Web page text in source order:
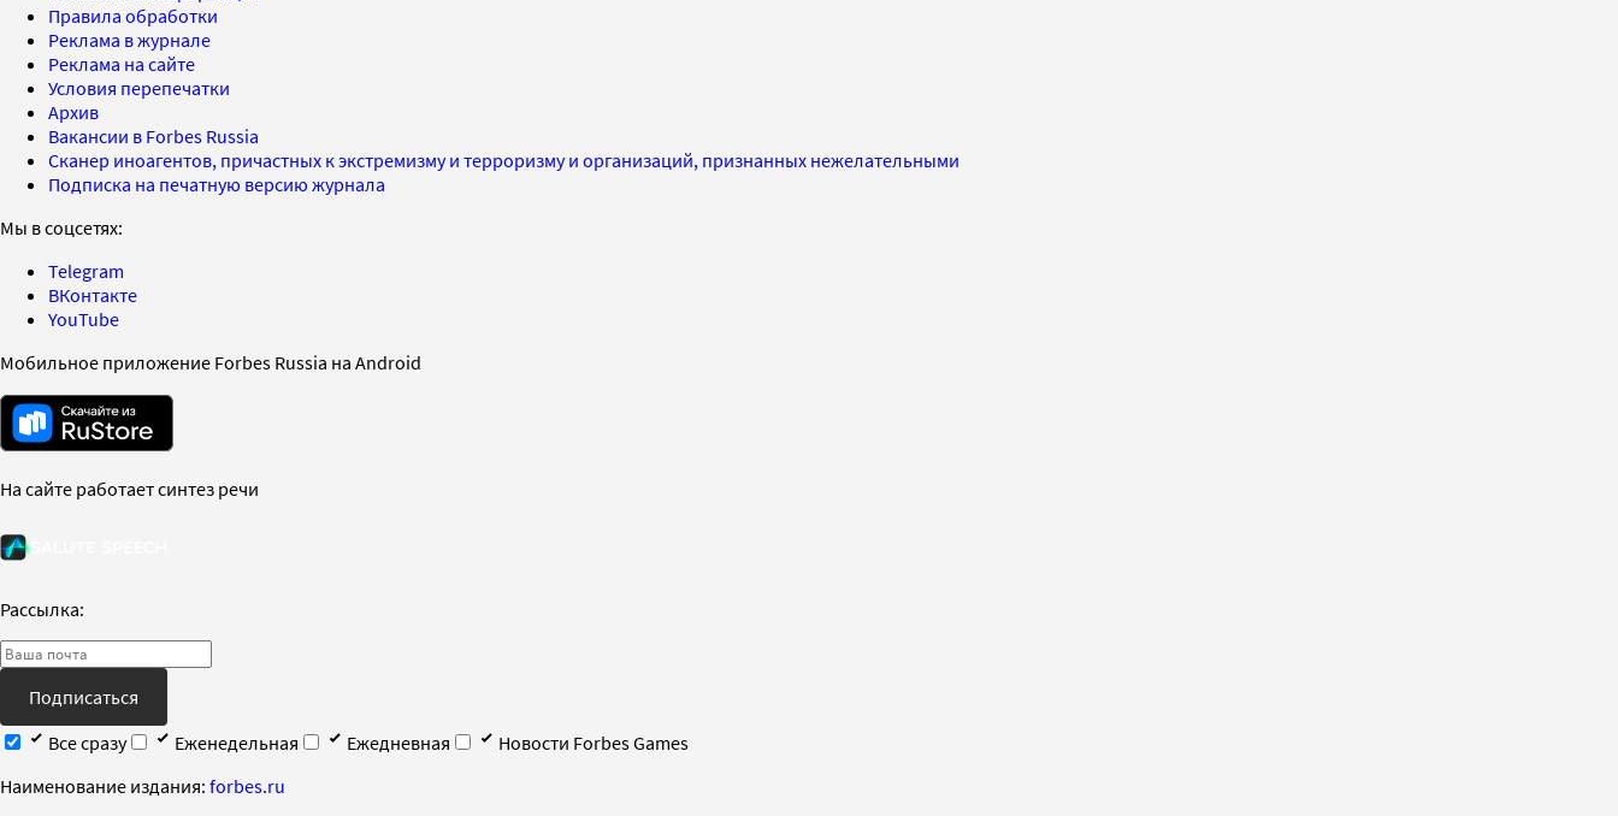
Правила обработки
Реклама в журнале
Реклама на сайте
Условия перепечатки
Архив
Вакансии в Forbes Russia
Сканер иноагентов, причастных к экстремизму и терроризму и организаций, признанных нежелательными
Подписка на печатную версию журнала
Мы в соцсетях:
Telegram
ВКонтакте
YouTube
Мобильное приложение Forbes Russia на Android
На сайте работает синтез речи
Рассылка:
Подписаться
Все сразу
Еженедельная Ежедневная
Новости Forbes Games
Наименование издания: forbes.ru